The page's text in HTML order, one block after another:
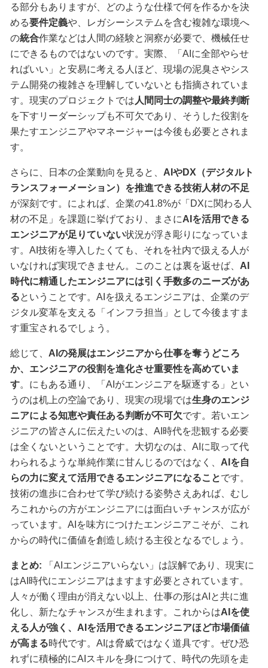
る部分もありますが、どのような仕様で何を作るかを決
める要件定義や、レガシーシステムを含む複雑な環境へ
の統合作業などは人間の経験と洞察が必要で、機械任せ
にできるものではないのです。実際、「AIに全部やらせ
ればいい」と安易に考える人ほど、現場の泥臭さやシス
テム開発の複雑さを理解していないとも指摘されていま
す。現実のプロジェクトでは 人間同士の調整や最終判断
を下すリーダーシップも不可欠であり、そうした役割を
果たすエンジニアやマネージャーは今後も必要とされま
す。
さらに、日本の企業動向を見ると、 AIやDX（デジタルト
ランスフォーメーション）を推進できる技術人材の不足
が深刻です。によれば、企業の41.8%が「DXに関わる人
材の不足」を課題に挙げており、まさにAIを活用できる
エンジニアが足りていない状況が浮き彫りになっていま
す。AI技術を導入したくても、それを社内で扱える人が
いなければ実現できません。このことは裏を返せば、 AI
時代に精通したエンジニアには引く手数多のニーズがあ
るということです。AIを扱えるエンジニアは、企業のデ
ジタル変革を支える「インフラ担当」として今後ますま
す重宝されるでしょう。
総じて、 AIの発展はエンジニアから仕事を奪うどころ
か、エンジニアの役割を進化させ重要性を高めていま
す。にもある通り、「AIがエンジニアを駆逐する」とい
うのは机上の空論であり、現実の現場では生身のエンジ
ニアによる知恵や責任ある判断が不可欠です。若いエン
ジニアの皆さんに伝えたいのは、AI時代を悲観する必要
は全くないということです。大切なのは、AIに取って代
わられるような単純作業に甘んじるのではなく、 AIを自
らの力に変えて活用できるエンジニアになることです。
技術の進歩に合わせて学び続ける姿勢さえあれば、むし
ろこれからの方がエンジニアには面白いチャンスが広が
っています。AIを味方につけたエンジニアこそが、これ
からの時代に価値を創造し続ける主役となるでしょう。
まとめ: 「AIエンジニアいらない」は誤解であり、現実に
はAI時代にエンジニアはますます必要とされています。
人々が働く理由が消えない以上、仕事の形はAIと共に進
化し、新たなチャンスが生まれます。これからはAIを使
える人が強く、AIを活用できるエンジニアほど市場価値
が高まる時代です。AIは脅威ではなく道具です。ぜひ恐
れずに積極的にAIスキルを身につけて、時代の先頭を走